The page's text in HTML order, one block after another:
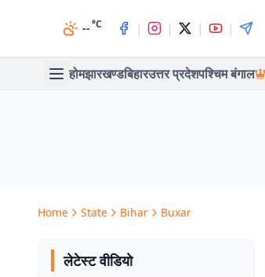
--°C | | | |
होमझारखण्डबिहारउत्तर प्रदेशपश्चिम बंगाल
Home State Bihar Buxar
लेटेस्ट वीडियो